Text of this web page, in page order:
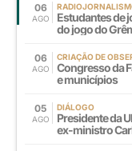
06
AGO
Estudantes de
do jogo do
06
AGO
CRIAÇÃO DE
Congresso da
e municípios
05
AGO
DIÁLOGO
Presidente da
ex-ministro